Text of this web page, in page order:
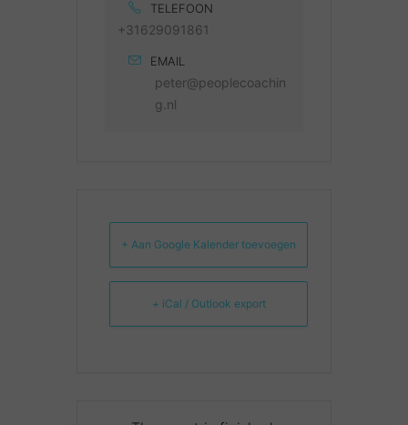
TELEFOON
+31629091861
EMAIL
peter@peoplecoachin
g.nl
+ Aan Google Kalender toevoegen
+ iCal / Outlook export